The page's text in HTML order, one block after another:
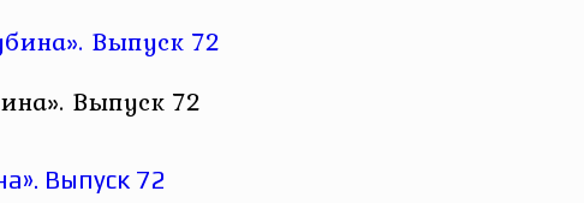
Выпуск 72
Выпуск 72